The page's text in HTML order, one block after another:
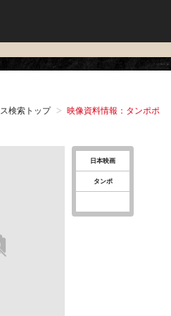
検索トップ 映像資料情報：タンポポ
日本映画
タンポ